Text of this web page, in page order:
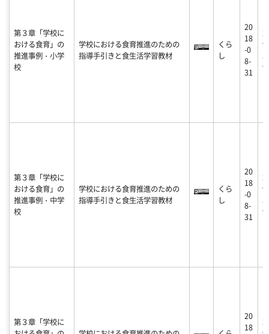
第３章「学校に
おける食育」の
推進事例・小学
校
学校における食育推進のための
指導手引きと食生活学習教材
くら
し
20
18
-0
8-
31
9
第３章「学校に
おける食育」の
推進事例・中学
校
学校における食育推進のための
指導手引きと食生活学習教材
くら
し
20
18
-0
8-
31
9
第３章「学校に
20
18